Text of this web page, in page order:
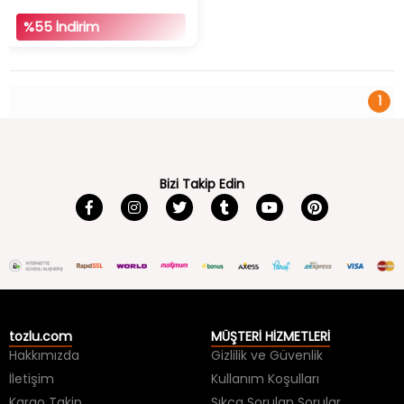
%55 İndirim
1
Bizi Takip Edin
tozlu.com
Hakkımızda
İletişim
MÜŞTERİ HİZMETLERİ
Gizlilik ve Güvenlik
Kullanım Koşulları